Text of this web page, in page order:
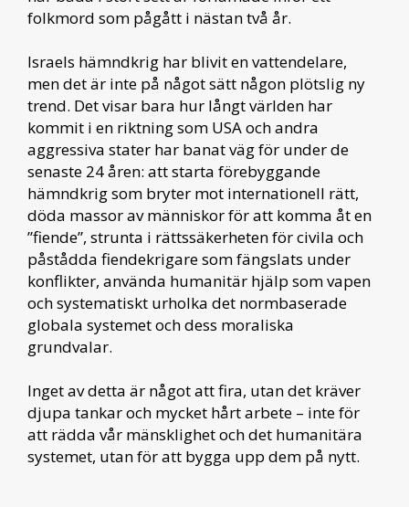
folkmord som pågått i nästan två år.
Israels hämndkrig har blivit en vattendelare,
men det är inte på något sätt någon plötslig ny
trend. Det visar bara hur långt världen har
kommit i en riktning som USA och andra
aggressiva stater har banat väg för under de
senaste 24 åren: att starta förebyggande
hämndkrig som bryter mot internationell rätt,
döda massor av människor för att komma åt en
”fiende”, strunta i rättssäkerheten för civila och
påstådda fiendekrigare som fängslats under
konflikter, använda humanitär hjälp som vapen
och systematiskt urholka det normbaserade
globala systemet och dess moraliska
grundvalar.
Inget av detta är något att fira, utan det kräver
djupa tankar och mycket hårt arbete – inte för
att rädda vår mänsklighet och det humanitära
systemet, utan för att bygga upp dem på nytt.